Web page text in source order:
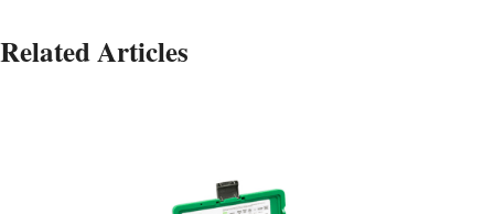
Related Articles